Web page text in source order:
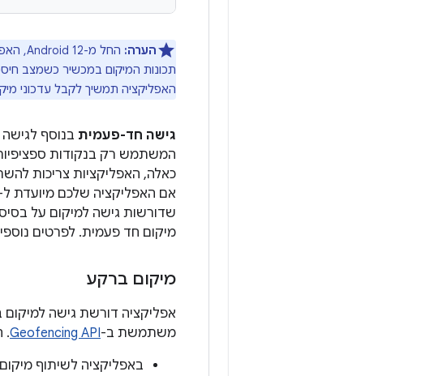
הערה: החל מ-Android 12, האפליקציה יכולה לקרוא ל-
תכונות המיקום במכשיר כשמצב
האפליקציה תמשיך לקבל עדכוני
גישה חד-פעמית בנוסף
המשתמש רק בנקודות
כאלה, האפליקציות צריכות
מיקום חד פעמית. לפרטים
מיקום ברקע
אפליקציה דורשת גישה
משתמשת ב-Geofencing API
.
באפליקציה לשיתוף